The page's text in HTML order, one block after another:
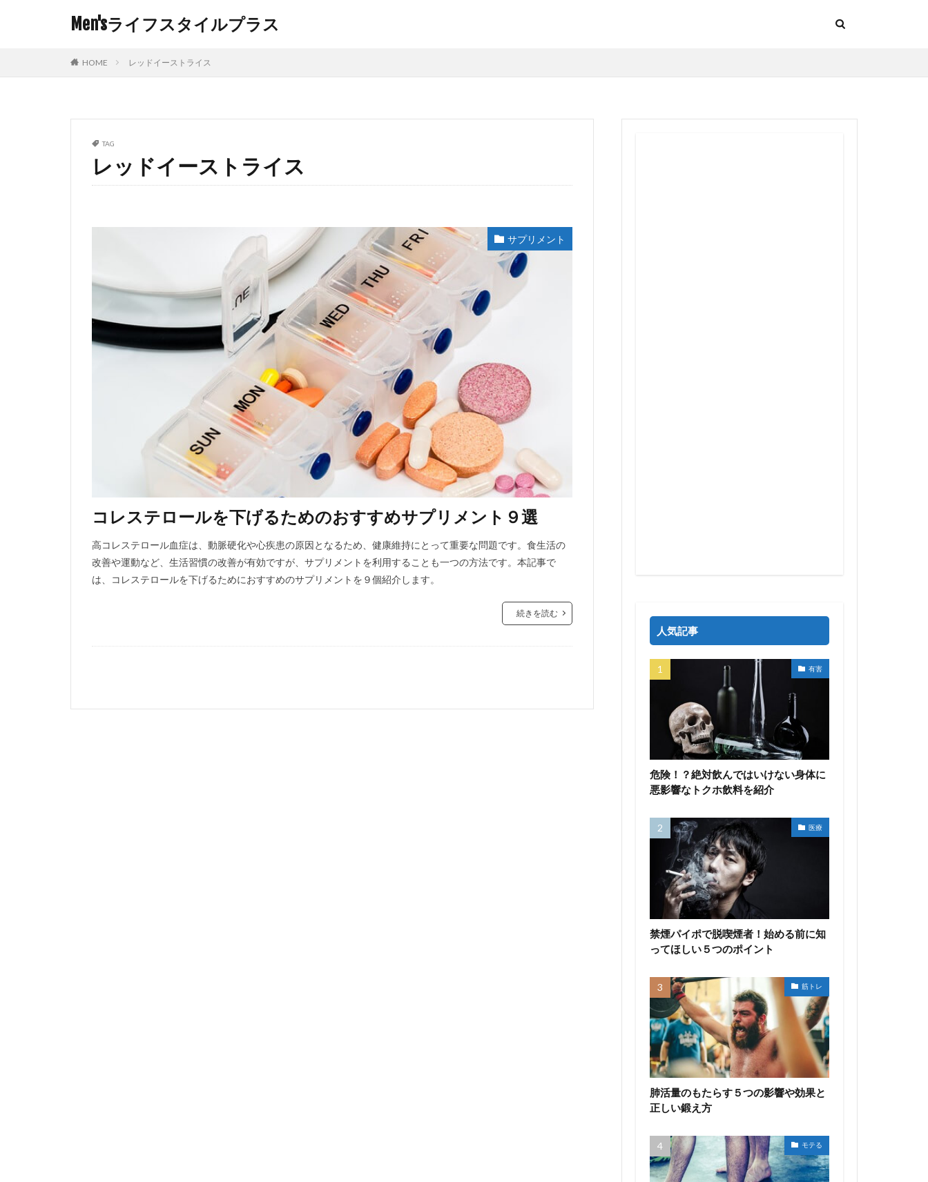
Men'sライフスタイルプラス
HOME レッドイーストライス
TAG
レッドイーストライス
サプリメント
コレステロールを下げるためのおすすめサプリメント９選
高コレステロール血症は、動脈硬化や心疾患の原因となるため、健康維持にとって重要な問題です。食生活の
改善や運動など、生活習慣の改善が有効ですが、サプリメントを利用することも一つの方法です。本記事で
は、コレステロールを下げるためにおすすめのサプリメントを９個紹介します。
続きを読む
人気記事
有害
危険！？絶対飲んではいけない身体に
悪影響なトクホ飲料を紹介
医療
禁煙パイポで脱喫煙者！始める前に知
ってほしい５つのポイント
筋トレ
肺活量のもたらす５つの影響や効果と
正しい鍛え方
モテる